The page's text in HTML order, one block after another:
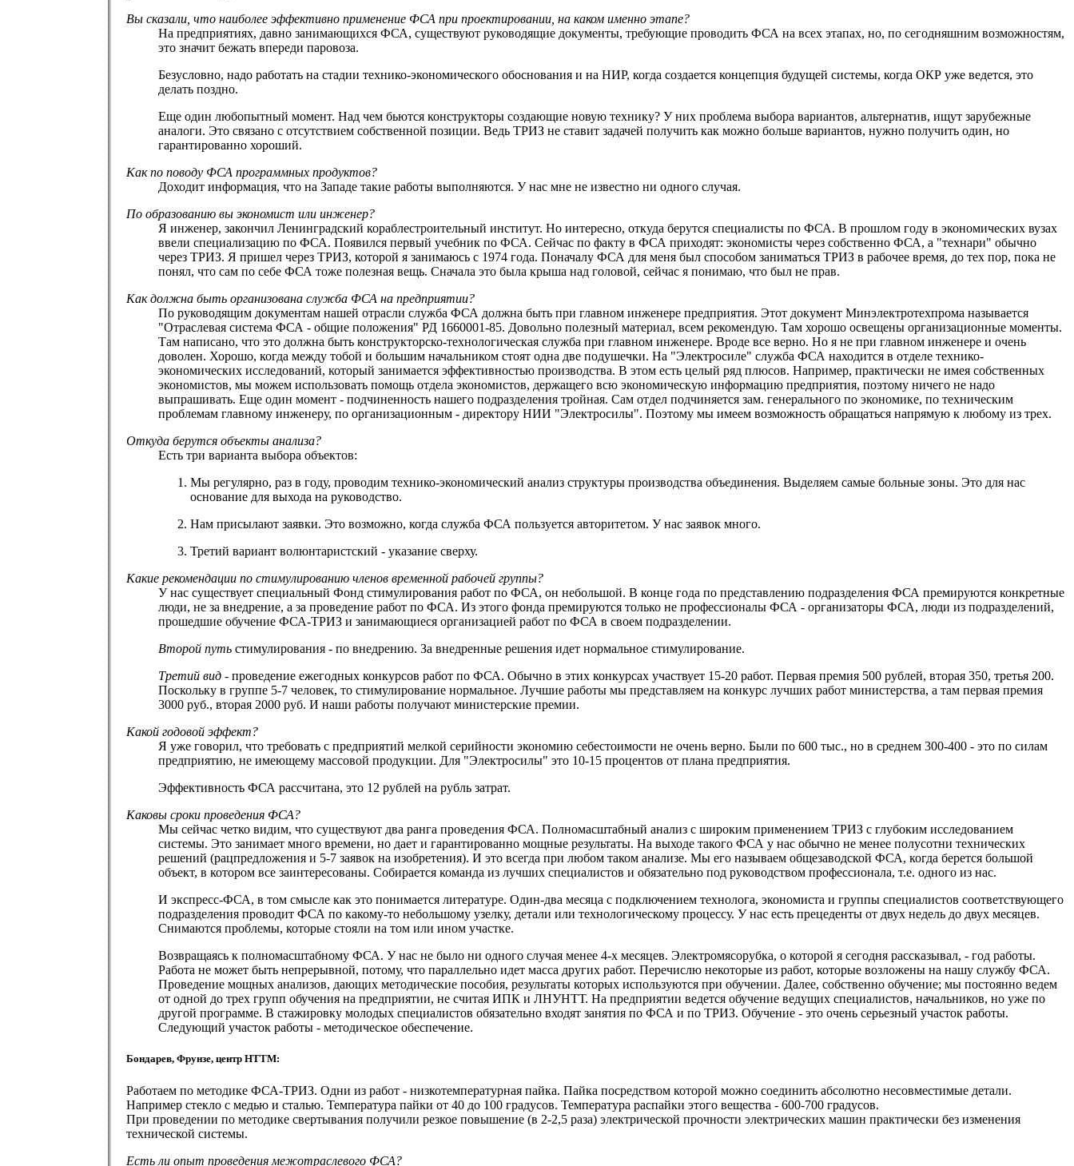
Вы сказали, что наиболее эффективно применение ФСА при проектировании, на каком именно этапе?
На предприятиях, давно занимающихся ФСА, существуют руководящие документы, требующие проводить ФСА на всех этапах, но, по сегодняшним возможностям,
это значит бежать впереди паровоза.
Безусловно, надо работать на стадии технико-экономического обоснования и на НИР, когда создается концепция будущей системы, когда ОКР уже ведется, это
делать поздно.
Еще один любопытный момент. Над чем бьются конструкторы создающие новую технику? У них проблема выбора вариантов, альтернатив, ищут зарубежные
аналоги. Это связано с отсутствием собственной позиции. Ведь ТРИЗ не ставит задачей получить как можно больше вариантов, нужно получить один, но
гарантированно хороший.
Как по поводу ФСА программных продуктов?
Доходит информация, что на Западе такие работы выполняются. У нас мне не известно ни одного случая.
По образованию вы экономист или инженер?
Я инженер, закончил Ленинградский кораблестроительный институт. Но интересно, откуда берутся специалисты по ФСА. В прошлом году в экономических вузах
ввели специализацию по ФСА. Появился первый учебник по ФСА. Сейчас по факту в ФСА приходят: экономисты через собственно ФСА, а "технари" обычно
через ТРИЗ. Я пришел через ТРИЗ, которой я занимаюсь с 1974 года. Поначалу ФСА для меня был способом заниматься ТРИЗ в рабочее время, до тех пор, пока не
понял, что сам по себе ФСА тоже полезная вещь. Сначала это была крыша над головой, сейчас я понимаю, что был не прав.
Как должна быть организована служба ФСА на предприятии?
По руководящим документам нашей отрасли служба ФСА должна быть при главном инженере предприятия. Этот документ Минэлектротехпрома называется
"Отраслевая система ФСА - общие положения" РД 1660001-85. Довольно полезный материал, всем рекомендую. Там хорошо освещены организационные моменты.
Там написано, что это должна быть конструкторско-технологическая служба при главном инженере. Вроде все верно. Но я не при главном инженере и очень
доволен. Хорошо, когда между тобой и большим начальником стоят одна две подушечки. На "Электросиле" служба ФСА находится в отделе технико-
экономических исследований, который занимается эффективностью производства. В этом есть целый ряд плюсов. Например, практически не имея собственных
экономистов, мы можем использовать помощь отдела экономистов, держащего всю экономическую информацию предприятия, поэтому ничего не надо
выпрашивать. Еще один момент - подчиненность нашего подразделения тройная. Сам отдел подчиняется зам. генерального по экономике, по техническим
проблемам главному инженеру, по организационным - директору НИИ "Электросилы". Поэтому мы имеем возможность обращаться напрямую к любому из трех.
Откуда берутся объекты анализа?
Есть три варианта выбора объектов:
Мы регулярно, раз в году, проводим технико-экономический анализ структуры производства объединения. Выделяем самые больные зоны. Это для нас
основание для выхода на руководство.
Нам присылают заявки. Это возможно, когда служба ФСА пользуется авторитетом. У нас заявок много.
Третий вариант волюнтаристский - указание сверху.
Какие рекомендации по стимулированию членов временной рабочей группы?
У нас существует специальный Фонд стимулирования работ по ФСА, он небольшой. В конце года по представлению подразделения ФСА премируются конкретные
люди, не за внедрение, а за проведение работ по ФСА. Из этого фонда премируются только не профессионалы ФСА - организаторы ФСА, люди из подразделений,
прошедшие обучение ФСА-ТРИЗ и занимающиеся организацией работ по ФСА в своем подразделении.
Второй путь стимулирования - по внедрению. За внедренные решения идет нормальное стимулирование.
Третий вид - проведение ежегодных конкурсов работ по ФСА. Обычно в этих конкурсах участвует 15-20 работ. Первая премия 500 рублей, вторая 350, третья 200.
Поскольку в группе 5-7 человек, то стимулирование нормальное. Лучшие работы мы представляем на конкурс лучших работ министерства, а там первая премия
3000 руб., вторая 2000 руб. И наши работы получают министерские премии.
Какой годовой эффект?
Я уже говорил, что требовать с предприятий мелкой серийности экономию себестоимости не очень верно. Были по 600 тыс., но в среднем 300-400 - это по силам
предприятию, не имеющему массовой продукции. Для "Электросилы" это 10-15 процентов от плана предприятия.
Эффективность ФСА рассчитана, это 12 рублей на рубль затрат.
Каковы сроки проведения ФСА?
Мы сейчас четко видим, что существуют два ранга проведения ФСА. Полномасштабный анализ с широким применением ТРИЗ с глубоким исследованием
системы. Это занимает много времени, но дает и гарантированно мощные результаты. На выходе такого ФСА у нас обычно не менее полусотни технических
решений (рацпредложения и 5-7 заявок на изобретения). И это всегда при любом таком анализе. Мы его называем общезаводской ФСА, когда берется большой
объект, в котором все заинтересованы. Собирается команда из лучших специалистов и обязательно под руководством профессионала, т.е. одного из нас.
И экспресс-ФСА, в том смысле как это понимается литературе. Один-два месяца с подключением технолога, экономиста и группы специалистов соответствующего
подразделения проводит ФСА по какому-то небольшому узелку, детали или технологическому процессу. У нас есть прецеденты от двух недель до двух месяцев.
Снимаются проблемы, которые стояли на том или ином участке.
Возвращаясь к полномасштабному ФСА. У нас не было ни одного случая менее 4-х месяцев. Электромясорубка, о которой я сегодня рассказывал, - год работы.
Работа не может быть непрерывной, потому, что параллельно идет масса других работ. Перечислю некоторые из работ, которые возложены на нашу службу ФСА.
Проведение мощных анализов, дающих методические пособия, результаты которых используются при обучении. Далее, собственно обучение; мы постоянно ведем
от одной до трех групп обучения на предприятии, не считая ИПК и ЛНУНТТ. На предприятии ведется обучение ведущих специалистов, начальников, но уже по
другой программе. В стажировку молодых специалистов обязательно входят занятия по ФСА и по ТРИЗ. Обучение - это очень серьезный участок работы.
Следующий участок работы - методическое обеспечение.
Бондарев, Фрунзе, центр НТТМ:
Работаем по методике ФСА-ТРИЗ. Одни из работ - низкотемпературная пайка. Пайка посредством которой можно соединить абсолютно несовместимые детали.
Например стекло с медью и сталью. Температура пайки от 40 до 100 градусов. Температура распайки этого вещества - 600-700 градусов.
При проведении по методике свертывания получили резкое повышение (в 2-2,5 раза) электрической прочности электрических машин практически без изменения
технической системы.
Есть ли опыт проведения межотраслевого ФСА?